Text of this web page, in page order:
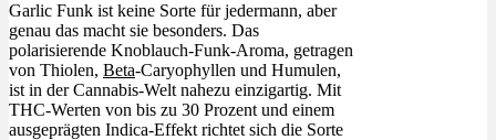
Garlic Funk ist keine Sorte für jedermann, aber
genau das macht sie besonders. Das
polarisierende Knoblauch-Funk-Aroma, getragen
von Thiolen, Beta-Caryophyllen und Humulen,
ist in der Cannabis-Welt nahezu einzigartig. Mit
THC-Werten von bis zu 30 Prozent und einem
ausgeprägten Indica-Effekt richtet sich die Sorte